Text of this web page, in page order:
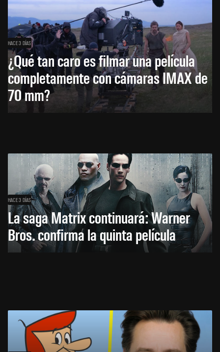
HACE 3 DÍAS
¿Qué tan caro es filmar una película
completamente con cámaras IMAX de
70 mm?
HACE 3 DÍAS
La saga Matrix continuará: Warner
Bros. confirma la quinta película